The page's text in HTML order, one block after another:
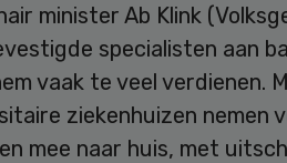
minister Ab Klink
specialisten aan
vaak te veel verdienen.
ziekenhuizen nemen
mee naar huis, met